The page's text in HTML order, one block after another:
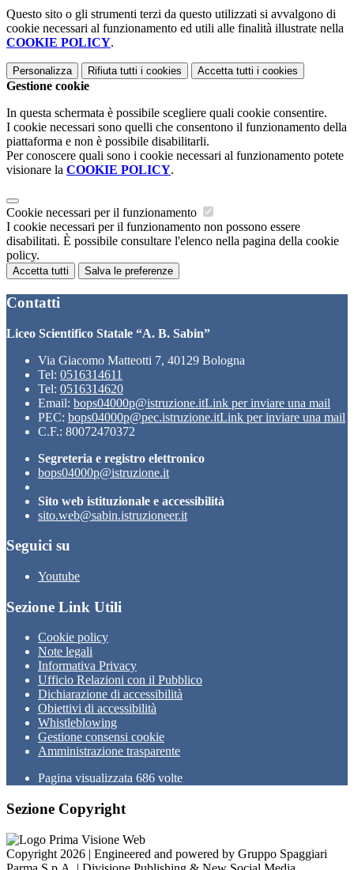
Questo sito o gli strumenti terzi da questo utilizzati si avvalgono di
cookie necessari al funzionamento ed utili alle finalità illustrate nella
COOKIE POLICY.
Personalizza Rifiuta tutti i cookies Accetta tutti i cookies
Gestione cookie
In questa schermata è possibile scegliere quali cookie consentire.
I cookie necessari sono quelli che consentono il funzionamento della
piattaforma e non è possibile disabilitarli.
Per conoscere quali sono i cookie necessari al funzionamento potete
visionare la COOKIE POLICY.
Cookie necessari per il funzionamento
I cookie necessari per il funzionamento non possono essere
disabilitati. È possibile consultare l'elenco nella pagina della cookie
policy.
Accetta tutti Salva le preferenze
Contatti
Liceo Scientifico Statale “A. B. Sabin”
Via Giacomo Matteotti 7, 40129 Bologna
Tel: 0516314611
Tel: 0516314620
Email: bops04000p@istruzione.itLink per inviare una mail
PEC: bops04000p@pec.istruzione.itLink per inviare una mail
C.F.: 80072470372
Segreteria e registro elettronico
bops04000p@istruzione.it
Sito web istituzionale e accessibilità
sito.web@sabin.istruzioneer.it
Seguici su
Youtube
Sezione Link Utili
Cookie policy
Note legali
Informativa Privacy
Ufficio Relazioni con il Pubblico
Dichiarazione di accessibilità
Obiettivi di accessibilità
Whistleblowing
Gestione consensi cookie
Amministrazione trasparente
Pagina visualizzata 686 volte
Sezione Copyright
Copyright 2026 | Engineered and powered by Gruppo Spaggiari